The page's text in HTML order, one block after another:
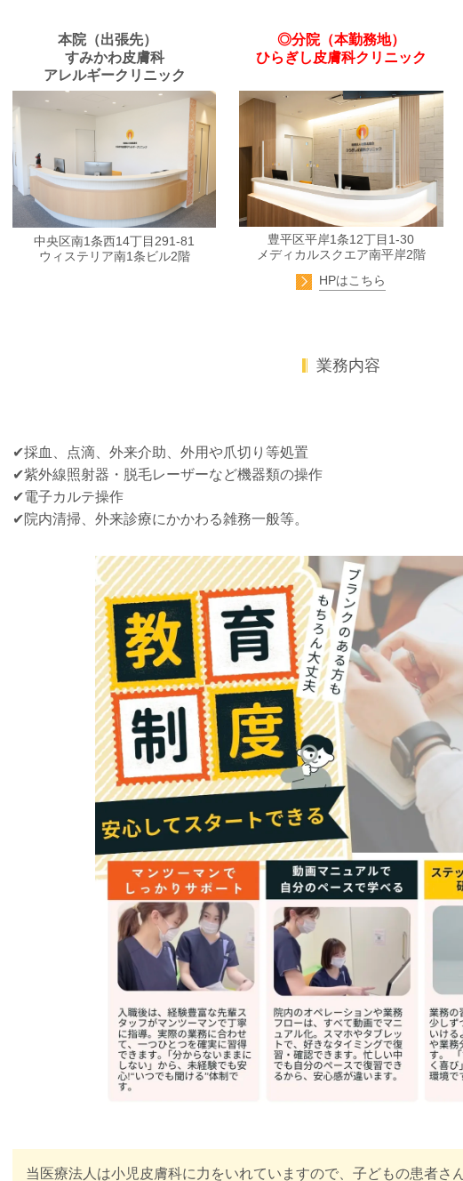
本院（出張先）
すみかわ皮膚科
アレルギークリニック
中央区南1条西14丁目291-81
ウィステリア南1条ビル2階
◎分院（本勤務地）
ひらぎし皮膚科クリニック
豊平区平岸1条12丁目1-30
メディカルスクエア南平岸2階
HPはこちら
業務内容
✔採血、点滴、外来介助、外用や爪切り等処置
✔紫外線照射器・脱毛レーザーなど機器類の操作
✔電子カルテ操作
✔院内清掃、外来診療にかかわる雑務一般等。
当医療法人は小児皮膚科に力をいれていますので、子どもの患者さ